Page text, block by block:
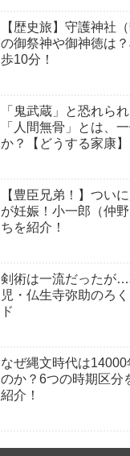
【歴史旅】守護神社
の御祭神や御神徳は
歩10分！
「鬼武蔵」と恐れら
「人間無骨」とは、
か？【どうする家康】
【豊臣兄弟！】つい
が妊娠！小一郎（仲
ちを紹介！
剣術は一流だったが
児・仏生寺弥助のろ
ド
なぜ縄文時代は
のか？6つの時期区分
紹介！